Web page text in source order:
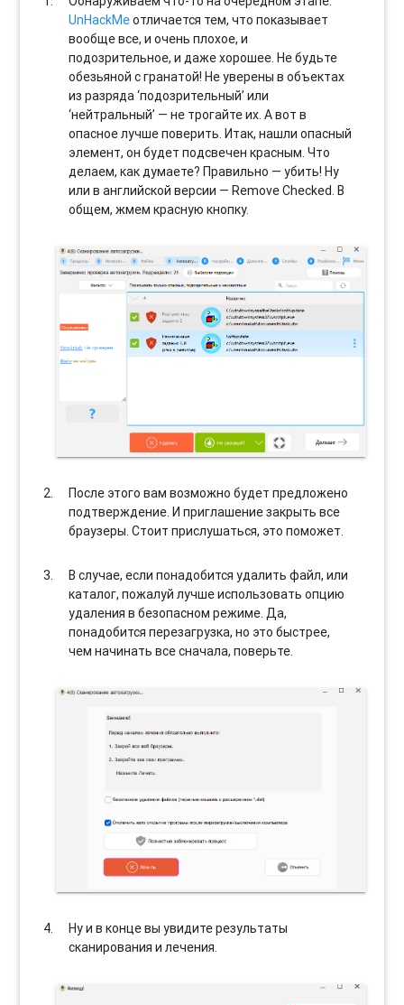
UnHackMeотличается тем, что показывает
вообще все, и очень плохое, и
подозрительное, и даже хорошее. Не будьте
обезьяной с гранатой! Не уверены в объектах
из разряда ‘подозрительный’ или
‘нейтральный’ — не трогайте их. А вот в
опасное лучше поверить. Итак, нашли опасный
элемент, он будет подсвечен красным. Что
делаем, как думаете? Правильно — убить! Ну
или в английской версии — Remove Checked. В
общем, жмем красную кнопку.
После этого вам возможно будет предложено
подтверждение. И приглашение закрыть все
браузеры. Стоит прислушаться, это поможет.
В случае, если понадобится удалить файл, или
каталог, пожалуй лучше использовать опцию
удаления в безопасном режиме. Да,
понадобится перезагрузка, но это быстрее,
чем начинать все сначала, поверьте.
Ну и в конце вы увидите результаты
сканирования и лечения.